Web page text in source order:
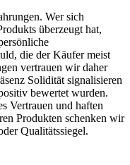
Wer sich
überzeugt hat,
die der Käufer meist
vertrauen wir daher
Solidität signalisieren
bewertet wurden.
Vertrauen und haften
Produkten schenken wir
Qualitätssiegel.